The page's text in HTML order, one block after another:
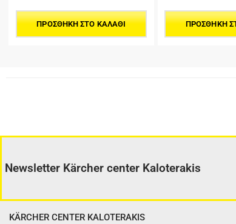
ΠΡΟΣΘΉΚΗ ΣΤΟ ΚΑΛΆΘΙ ΠΡΟΣΘΉΚΗ
Newsletter Kärcher center Kaloterakis
KÄRCHER CENTER KALOTERAKIS